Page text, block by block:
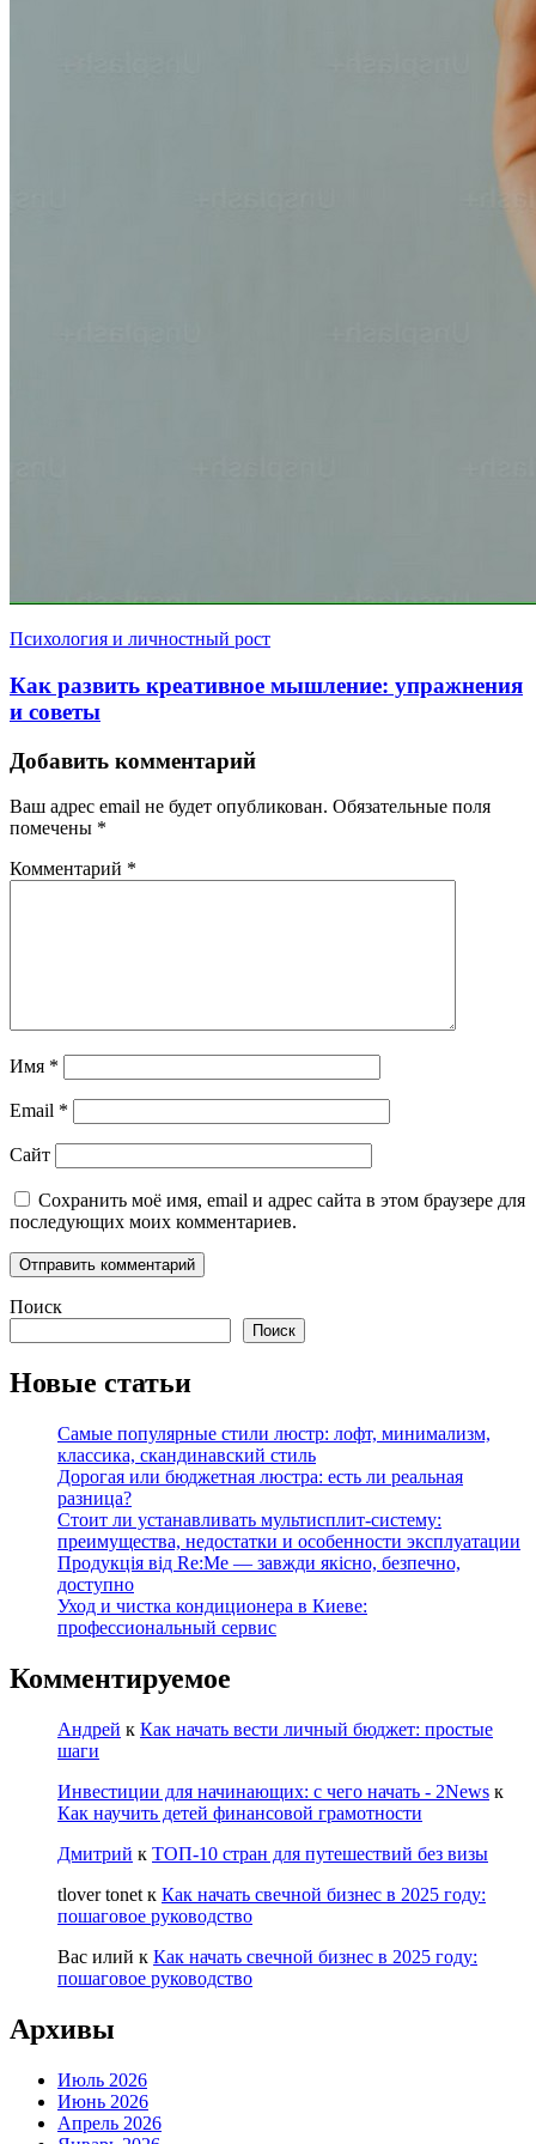
Психология и личностный рост
Как развить креативное мышление: упражнения
и советы
Добавить комментарий
Ваш адрес email не будет опубликован. Обязательные поля
помечены *
Комментарий *
Имя *
Email *
Сайт
Сохранить моё имя, email и адрес сайта в этом браузере для
последующих моих комментариев.
Поиск
Поиск
Новые статьи
Самые популярные стили люстр: лофт, минимализм,
классика, скандинавский стиль
Дорогая или бюджетная люстра: есть ли реальная
разница?
Стоит ли устанавливать мультисплит-систему:
преимущества, недостатки и особенности эксплуатации
Продукція від Re:Me — завжди якісно, безпечно,
доступно
Уход и чистка кондиционера в Киеве:
профессиональный сервис
Комментируемое
Андрей к Как начать вести личный бюджет: простые
шаги
Инвестиции для начинающих: с чего начать - 2News к
Как научить детей финансовой грамотности
Дмитрий к ТОП-10 стран для путешествий без визы
tlover tonet к Как начать свечной бизнес в 2025 году:
пошаговое руководство
Вас илий к Как начать свечной бизнес в 2025 году:
пошаговое руководство
Архивы
Июль 2026
Июнь 2026
Апрель 2026